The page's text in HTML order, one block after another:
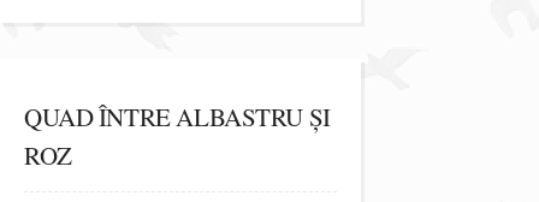
QUAD ÎNTRE ALBASTRU ȘI
ROZ